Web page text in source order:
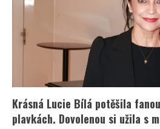
odmítá
Krásná Lucie Bílá potěšila
plavkách. Dovolenou si užila s